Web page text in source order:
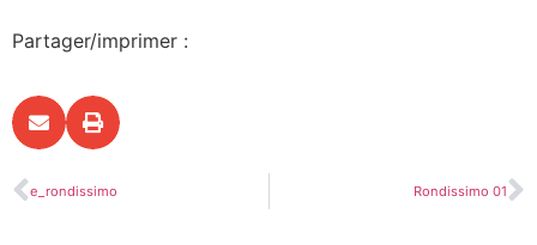
Partager/imprimer :
e_rondissimo Rondissimo 01